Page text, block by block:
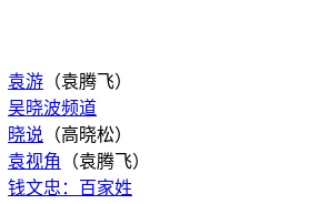
袁游 （袁腾飞）
吴晓波频道
晓说 （高晓松）
袁视角
（袁腾飞）
钱文忠：百家姓